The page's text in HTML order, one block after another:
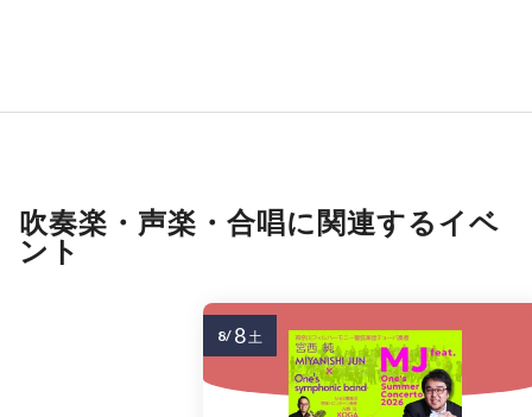
吹奏楽・声楽・合唱に関連するイベ
ント
8/ 8土